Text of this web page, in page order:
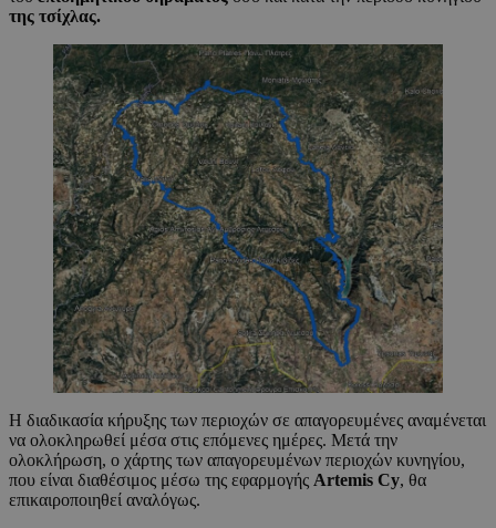
της τσίχλας.
Η διαδικασία κήρυξης των περιοχών σε απαγορευμένες αναμένεται
να ολοκληρωθεί μέσα στις επόμενες ημέρες. Μετά την
ολοκλήρωση, ο χάρτης των απαγορευμένων περιοχών κυνηγίου,
που είναι διαθέσιμος μέσω της εφαρμογής Artemis Cy, θα
επικαιροποιηθεί αναλόγως.